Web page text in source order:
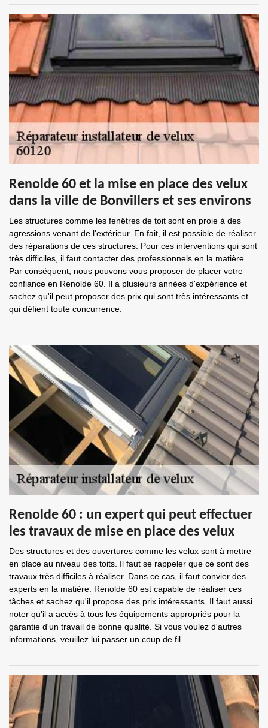
Renolde 60 et la mise en place des velux
dans la ville de Bonvillers et ses environs
Les structures comme les fenêtres de toit sont en proie à des
agressions venant de l'extérieur. En fait, il est possible de réaliser
des réparations de ces structures. Pour ces interventions qui sont
très difficiles, il faut contacter des professionnels en la matière.
Par conséquent, nous pouvons vous proposer de placer votre
confiance en Renolde 60. Il a plusieurs années d'expérience et
sachez qu'il peut proposer des prix qui sont très intéressants et
qui défient toute concurrence.
Renolde 60 : un expert qui peut effectuer
les travaux de mise en place des velux
Des structures et des ouvertures comme les velux sont à mettre
en place au niveau des toits. Il faut se rappeler que ce sont des
travaux très difficiles à réaliser. Dans ce cas, il faut convier des
experts en la matière. Renolde 60 est capable de réaliser ces
tâches et sachez qu'il propose des prix intéressants. Il faut aussi
noter qu'il a accès à tous les équipements appropriés pour la
garantie d'un travail de bonne qualité. Si vous voulez d'autres
informations, veuillez lui passer un coup de fil.